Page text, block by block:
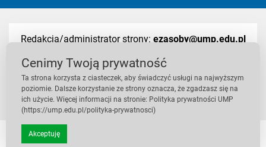
Redakcja/administrator strony: ezasoby@ump.edu.pl
Deklaracja dostępności/Polityka prywatności
Cenimy Twoją prywatność
Ta strona korzysta z ciasteczek, aby świadczyć usługi na najwyższym
poziomie. Dalsze korzystanie ze strony oznacza, że zgadzasz się na
ich użycie. Więcej informacji na stronie: Polityka prywatności UMP
(https://ump.edu.pl/polityka-prywatnosci)
Akceptuję